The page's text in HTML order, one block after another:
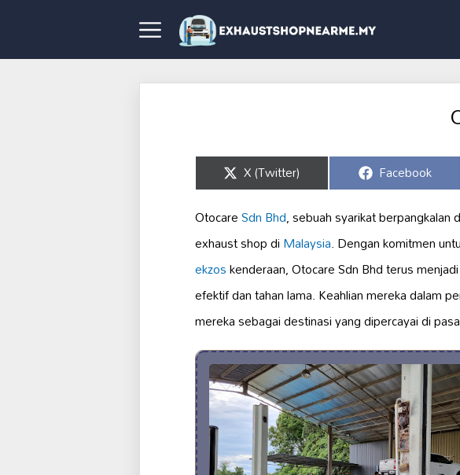
Share
on
X (Twitter) Share
on
Facebook
OtocareSdn Bhd, sebuah syarikat berpangkalan
exhaust shop diMalaysia. Dengan komitmen
ekzoskenderaan, Otocare Sdn Bhd terus
efektif dan tahan lama. Keahlian mereka dalam
mereka sebagai destinasi yang dipercayai di